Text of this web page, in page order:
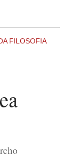
FILOSOFIA